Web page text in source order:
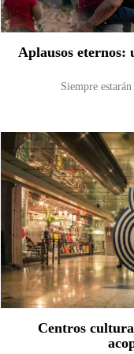
Aplausos eternos:
Siempre
Centros